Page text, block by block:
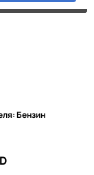
Бензин